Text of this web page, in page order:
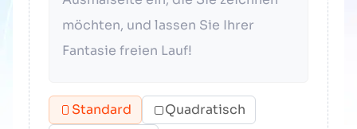
Standard
Quadratisch